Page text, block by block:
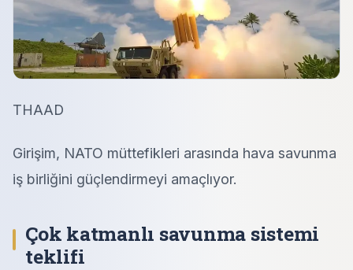
THAAD
Girişim, NATO müttefikleri arasında hava savunma
iş birliğini güçlendirmeyi amaçlıyor.
Çok katmanlı savunma sistemi
teklifi